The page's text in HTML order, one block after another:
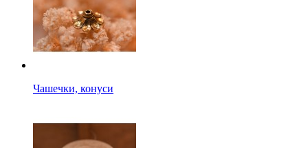
Чашечки, конуси